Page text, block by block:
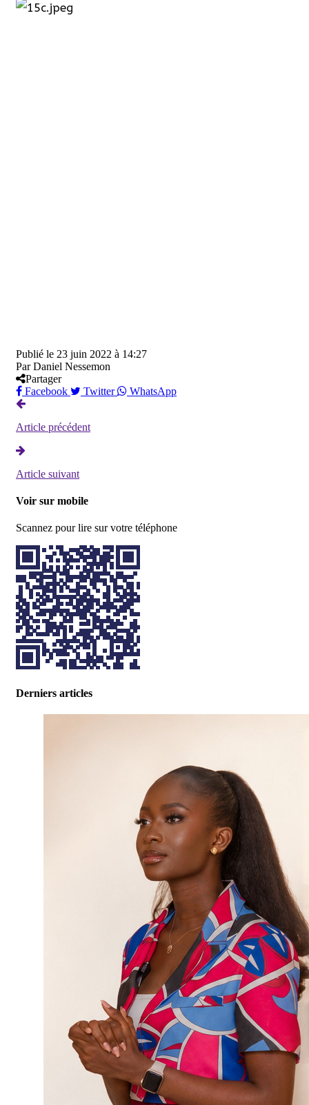
Publié le 23 juin 2022 à 14:27
Par Daniel Nessemon
Partager
Facebook
Twitter WhatsApp
Article précédent
Article suivant
Voir sur mobile
Scannez pour lire sur votre téléphone
Derniers articles